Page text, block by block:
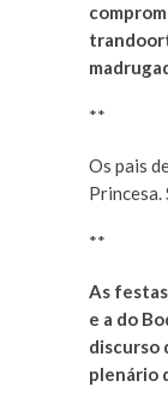
**
Os pais
Princesa.
**
As
e a do
discurso
plenário